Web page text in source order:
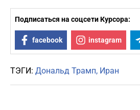
Подписаться на соцсети Курсора:
facebook instagram
ТЭГИ: Дональд Трамп Иран